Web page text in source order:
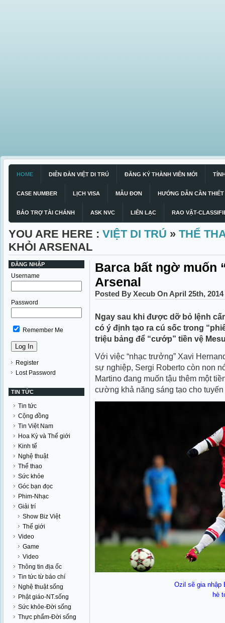
HOME DIỄN ĐÀN VIỆT DI TRÚ ĐĂNG KÝ THÀNH VIÊN MỚI
CASE NUMBER LỊCH VISA MẪU ĐƠN HƯỚNG DẪN CẦN THIẾT
BẢO TRỢ TÀI CHÁNH ASK NVC LIÊN LẠC RAO VẶT-
YOU ARE HERE : VIỆT DI TRÚ » THỂ
KHỎI ARSENAL
ĐĂNG NHẬP
Username
Password
Remember Me
Register
Lost Password
TIN TỨC
Tin tức
Cộng đồng
Tin Việt Nam
Hoa Kỳ và Thế giới
Kinh tế
Nghệ thuật
Thể thao
Sức khỏe
Góc bạn đọc
Phim-Nhạc
Giải trí
Show Biz Việt
Thế giới
Video
Game
Video
Thông tin địa ốc
Tin tức từ báo chí
Nghệ thuật sống
Phật giáo-NT.sống
Sức khỏe-Đời sống
Thực phẩm-Đời sống
Barca bất ngờ muốn
Arsenal
Posted By Xecub On April 25th,
Ngay sau khi được dỡ bỏ lệnh
có ý định tạo ra cú sốc trong
triệu bảng để “cướp” tiền vệ
Với việc “nhạc trưởng” Xavi
sự nghiệp, Sergi Roberto còn non
Martino đang muốn tậu thêm một
cường khả năng sáng tạo cho
Ozil sẽ gia nhập
hè